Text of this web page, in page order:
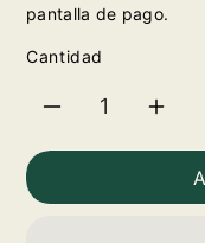
pantalla de pago.
Cantidad